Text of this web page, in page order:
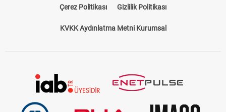
Çerez Politikası Gizlilik Politikası
KVKK Aydınlatma Metni Kurumsal